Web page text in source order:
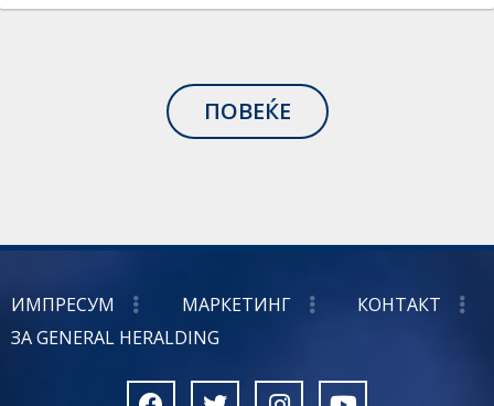
ПОВЕЌЕ
ИМПРЕСУМ МАРКЕТИНГ
КОНТАКТ
ЗА GENERAL HERALDING